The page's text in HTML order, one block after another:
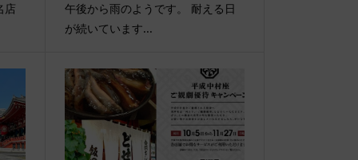
店
午後から雨のようです。 耐える日
が続いています...